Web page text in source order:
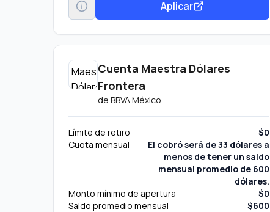
Aplicar
Cuenta Maestra Dólares
Frontera
de BBVA México
Límite de retiro
$0
Cuota mensual
El cobró será de 33 dólares a
menos de tener un saldo
mensual promedio de 600
dólares.
Monto mínimo de apertura
$0
Saldo promedio mensual
$600